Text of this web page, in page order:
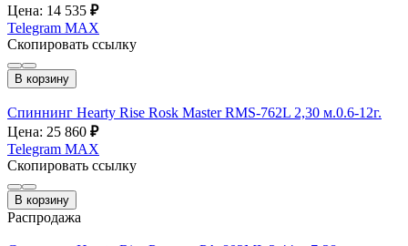
Цена: 14 535 ₽
Telegram MAX
Скопировать ссылку
В корзину
Спиннинг Hearty Rise Rosk Master RMS-762L 2,30 м.0.6-12г.
Цена: 25 860 ₽
Telegram MAX
Скопировать ссылку
В корзину
Распродажа